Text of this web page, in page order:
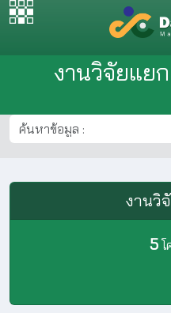
งานวิจัยแย
งานวิ
5โ